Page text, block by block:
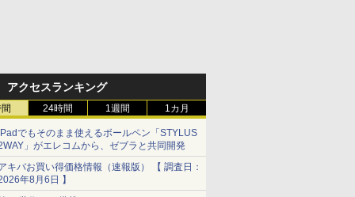
アクセスランキング
24時間 1週間 1カ月
でもそのまま使えるボールペン「STYLUS
」がエレコムから、ゼブラと共同開発
キバお買い得価格情報（速報版） 【 調査日：
年8月6日 】